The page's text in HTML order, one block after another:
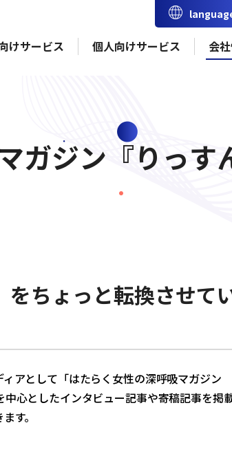
けサービス 個人向けサービス 会
ガジン『りっす
ちょっと転換させて
アとして「はたらく女性の深呼吸マガジ
心としたインタビュー記事や寄稿記事を掲
す。